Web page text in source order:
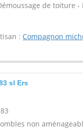
de toiture -
: Compagnon
sl Ers
non